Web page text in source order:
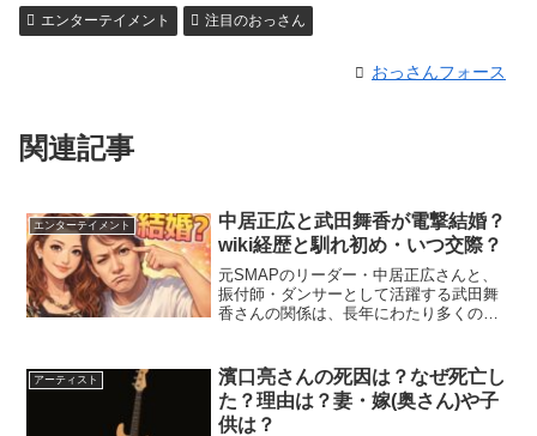
エンターテイメント 注目のおっさん
おっさんフォース
関連記事
エンターテイメント
中居正広と武田舞香が電撃結婚？
wiki経歴と馴れ初め・いつ交際？
元SMAPのリーダー・中居正広さんと、
振付師・ダンサーとして活躍する武田舞
香さんの関係は、長年にわたり多くの注
の？」「武田舞香ってどんな人物？」こ
うした疑問に答えるため、...
アーティスト
濱口亮さんの死因は？なぜ死亡し
た？理由は？妻・嫁(奥さん)や子
供は？